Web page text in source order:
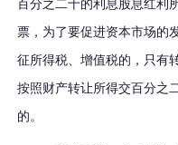
百分之二十的利息股息红利
票，为了要促进资本市场的
征所得税、增值税的，只有
按照财产转让所得交百分之
的。